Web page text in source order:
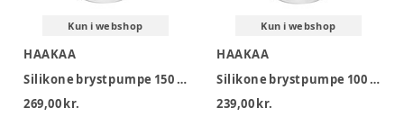
Kun i webshop
HAAKAA
Silikone brystpumpe 150 ml
269,00 kr.
Kun i webshop
HAAKAA
Silikone brystpumpe 100 ml
239,00 kr.